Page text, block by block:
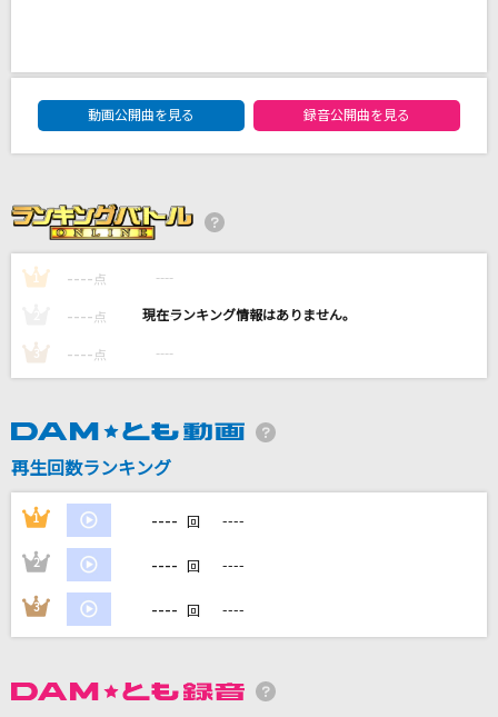
ギラギラ
水森かおり
115万キロのフィルム
Official髭男dism
テトリス
シド
カラオケ最新情報をチェック！
DAM★ともボーカルエントリーランキング
動画公開曲を見る
録音公開曲を見る
1 ---- 点 ----
---- 点 ----
3 ---- 点 ----
再生回数ランキング
1 ---- 回 ----
2 ---- 回 ----
3 ---- 回 ----